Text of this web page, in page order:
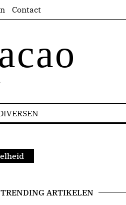
Contact
TRENDING ARTIKELEN